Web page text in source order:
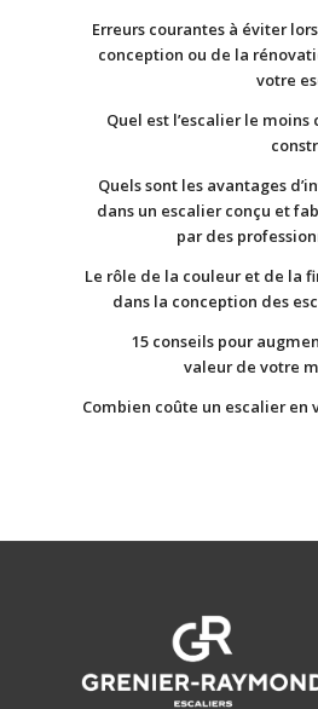
Erreurs courantes à éviter
conception ou de la
votre
Quel est l’escalier le moins
Quels sont les avantages
dans un escalier conçu et
par des
Le rôle de la couleur et de la
dans la conception des
15 conseils pour
valeur de votre
Combien coûte un escalier en